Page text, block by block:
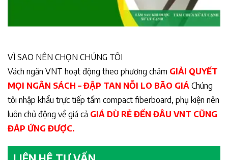
VÌ SAO NÊN CHỌN CHÚNG TÔI
Vách ngăn VNT hoạt động theo phương châm GIẢI QUYẾT
MỌI NGÂN SÁCH – ĐẬP TAN NỖI LO BÃO GIÁ Chúng
tôi nhập khẩu trực tiếp tấm compact fiberboard, phụ kiện nên
luôn chủ động về giá cả GIÁ DÙ RẺ ĐẾN ĐÂU VNT CŨNG
ĐÁP ỨNG ĐƯỢC.